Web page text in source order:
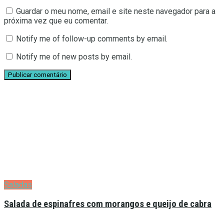
Guardar o meu nome, email e site neste navegador para a
próxima vez que eu comentar.
Notify me of follow-up comments by email.
Notify me of new posts by email.
Saladas
Salada de espinafres com morangos e queijo de cabra